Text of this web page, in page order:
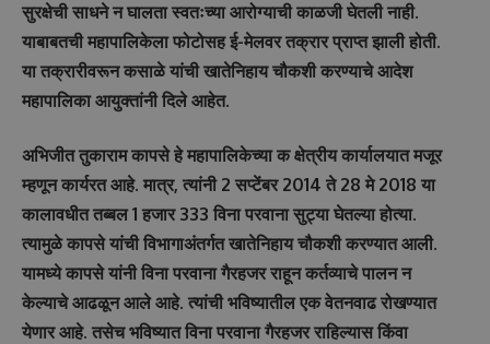
सुरक्षेची साधने न घालता स्वतःच्या आरोग्याची काळजी घेतली नाही.
याबाबतची महापालिकेला फोटोसह ई-मेलवर तक्रार प्राप्त झाली होती.
या तक्रारीवरून कसाळे यांची खातेनिहाय चौकशी करण्याचे आदेश
महापालिका आयुक्तांनी दिले आहेत.
अभिजीत तुकाराम कापसे हे महापालिकेच्या क क्षेत्रीय कार्यालयात मजूर
म्हणून कार्यरत आहे. मात्र, त्यांनी 2 सप्टेंबर 2014 ते 28 मे 2018 या
कालावधीत तब्बल 1 हजार 333 विना परवाना सुट्या घेतल्या होत्या.
त्यामुळे कापसे यांची विभागाअंतर्गत खातेनिहाय चौकशी करण्यात आली.
यामध्ये कापसे यांनी विना परवाना गैरहजर राहून कर्तव्याचे पालन न
केल्याचे आढळून आले आहे. त्यांची भविष्यातील एक वेतनवाढ रोखण्यात
येणार आहे. तसेच भविष्यात विना परवाना गैरहजर राहिल्यास किंवा